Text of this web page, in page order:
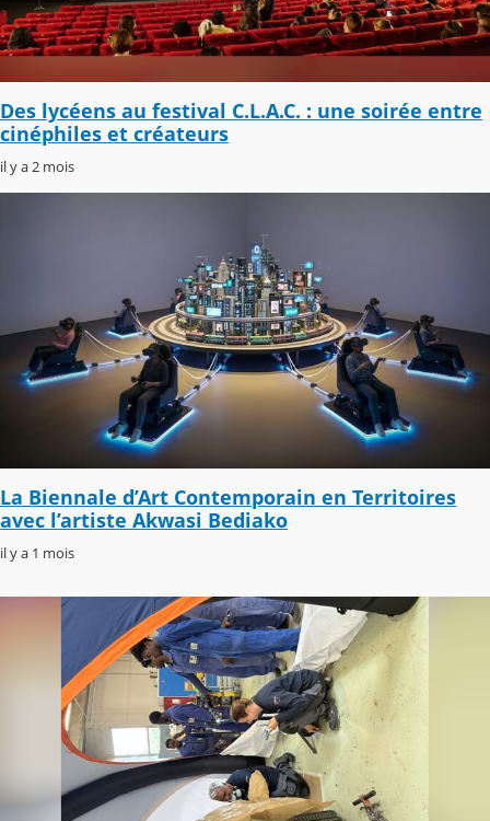
Des lycéens au festival C.L.A.C. : une soirée entre
cinéphiles et créateurs
il y a 2 mois
La Biennale d’Art Contemporain en Territoires
avec l’artiste Akwasi Bediako
il y a 1 mois